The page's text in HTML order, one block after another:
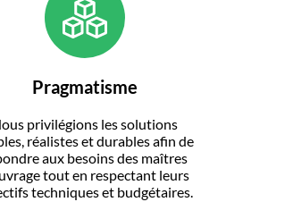
Pragmatisme
privilégions les solutions
réalistes et durables afin de
aux besoins des maîtres
tout en respectant leurs
techniques et budgétaires.